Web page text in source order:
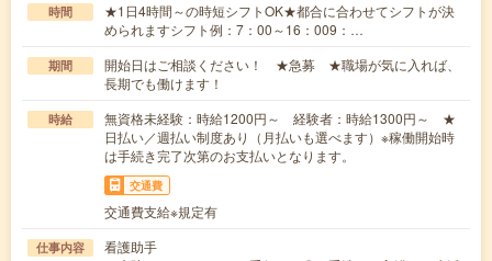
時間
★1日4時間～の時短シフトOK★都合に合わせてシフトが決
められますシフト例：7：00～16：009：…
期間
開始日はご相談ください！ ★急募 ★職場が気に入れば、
長期でも働けます！
時給
無資格未経験：時給1200円～ 経験者：時給1300円～ ★
日払い／週払い制度あり（月払いも選べます）※稼働開始時
は手続き完了次第のお支払いとなります。
交通費
交通費支給※規定有
仕事内容
看護助手